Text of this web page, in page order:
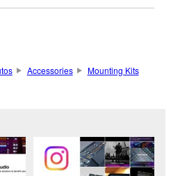
Accessories
Mounting Kits